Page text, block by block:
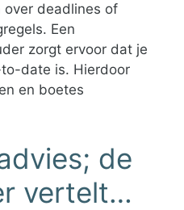
over deadlines of
Een
zorgt ervoor dat je
date is. Hierdoor
en boetes
de
vertelt…